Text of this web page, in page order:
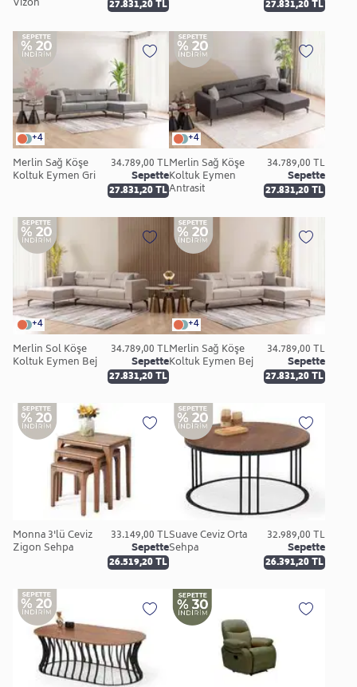
Vizon 27.831,20 TL 27.831,20 TL
+4
Merlin Sağ Köşe
Koltuk Eymen Gri
34.789,00 TL
Sepette
27.831,20 TL
+4
Merlin Sağ Köşe
Koltuk Eymen
Antrasit
34.789,00 TL
Sepette
27.831,20 TL
+4
Merlin Sol Köşe
Koltuk Eymen Bej
34.789,00 TL
Sepette
27.831,20 TL
+4
Merlin Sağ Köşe
Koltuk Eymen Bej
34.789,00 TL
Sepette
27.831,20 TL
Monna 3'lü Ceviz
Zigon Sehpa
33.149,00 TL
Sepette
26.519,20 TL
Suave Ceviz Orta
Sehpa
32.989,00 TL
Sepette
26.391,20 TL